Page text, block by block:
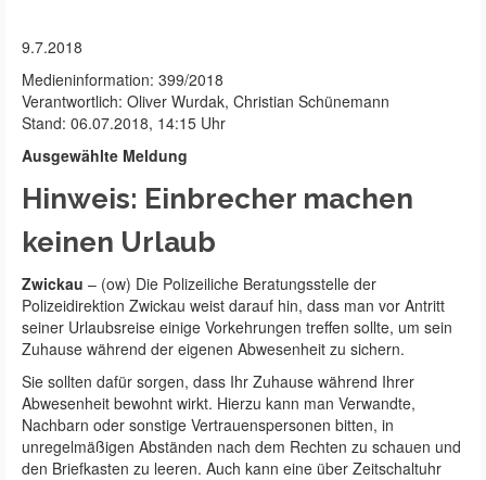
9.7.2018
Medieninformation: 399/2018
Verantwortlich: Oliver Wurdak, Christian Schünemann
Stand: 06.07.2018, 14:15 Uhr
Ausgewählte Meldung
Hinweis: Einbrecher machen
keinen Urlaub
Zwickau – (ow) Die Polizeiliche Beratungsstelle der
Polizeidirektion Zwickau weist darauf hin, dass man vor Antritt
seiner Urlaubsreise einige Vorkehrungen treffen sollte, um sein
Zuhause während der eigenen Abwesenheit zu sichern.
Sie sollten dafür sorgen, dass Ihr Zuhause während Ihrer
Abwesenheit bewohnt wirkt. Hierzu kann man Verwandte,
Nachbarn oder sonstige Vertrauenspersonen bitten, in
unregelmäßigen Abständen nach dem Rechten zu schauen und
den Briefkasten zu leeren. Auch kann eine über Zeitschaltuhr